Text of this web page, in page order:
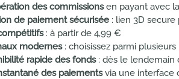
des commissionsen payant avec
de paiement sécurisée : lien 3D
: à partir de 4,99 €
modernes: choisissez parmi
rapide des fonds: dès le lendemain
des paiementsvia une interface